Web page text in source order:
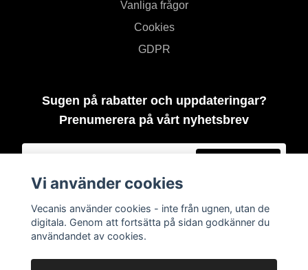
Vanliga frågor
Cookies
GDPR
Sugen på rabatter och uppdateringar?
Prenumerera på vårt nyhetsbrev
Vi använder cookies
Vecanis använder cookies - inte från ugnen, utan de
digitala. Genom att fortsätta på sidan godkänner du
användandet av cookies.